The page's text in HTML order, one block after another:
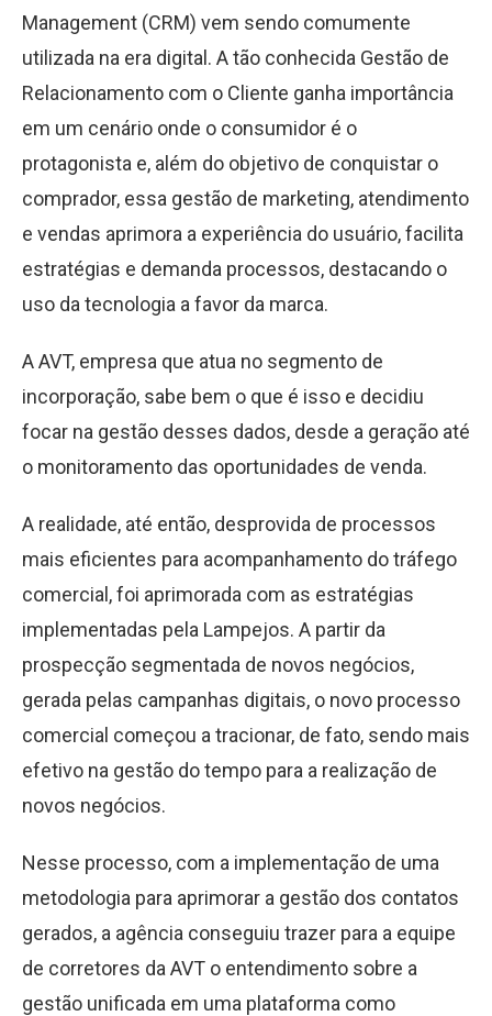
Management (CRM) vem sendo comumente
utilizada na era digital. A tão conhecida Gestão de
Relacionamento com o Cliente ganha importância
em um cenário onde o consumidor é o
protagonista e, além do objetivo de conquistar o
comprador, essa gestão de marketing, atendimento
e vendas aprimora a experiência do usuário, facilita
estratégias e demanda processos, destacando o
uso da tecnologia a favor da marca.
A AVT, empresa que atua no segmento de
incorporação, sabe bem o que é isso e decidiu
focar na gestão desses dados, desde a geração até
o monitoramento das oportunidades de venda.
A realidade, até então, desprovida de processos
mais eficientes para acompanhamento do tráfego
comercial, foi aprimorada com as estratégias
implementadas pela Lampejos. A partir da
prospecção segmentada de novos negócios,
gerada pelas campanhas digitais, o novo processo
comercial começou a tracionar, de fato, sendo mais
efetivo na gestão do tempo para a realização de
novos negócios.
Nesse processo, com a implementação de uma
metodologia para aprimorar a gestão dos contatos
gerados, a agência conseguiu trazer para a equipe
de corretores da AVT o entendimento sobre a
gestão unificada em uma plataforma como